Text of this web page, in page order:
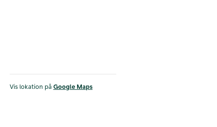
Vis lokation på Google Maps